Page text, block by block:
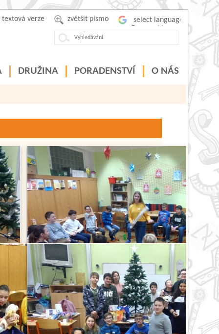
zvětšit písmo
textová verze
DRUŽINA PORADENSTVÍ O NÁS